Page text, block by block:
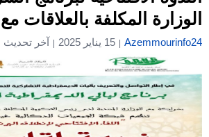
الوزارة المكلفة بالعلاقات
Azemmourinfo24 15 يناير 2025 آخر تحديث